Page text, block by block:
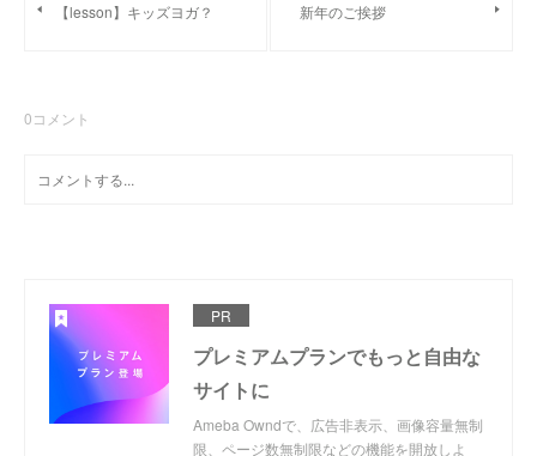
【lesson】キッズヨガ？ 新年のご挨拶
0コメント
PR
プレミアムプランでもっと自由な
サイトに
Ameba Owndで、広告非表示、画像容量無制
限、ページ数無制限などの機能を開放しよ